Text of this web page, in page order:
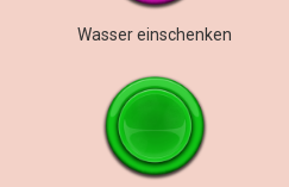
Wasser einschenken